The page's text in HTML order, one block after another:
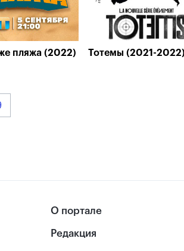
пляжа (2022) Тотемы (2021-
О портале
Редакция